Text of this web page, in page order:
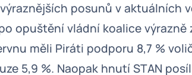
posunů v aktuálních
opuštění vládní koalice
měli Piráti podporu 8,7 %
5,9 %. Naopak hnutí STAN